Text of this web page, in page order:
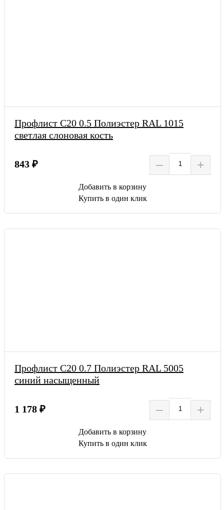
Профлист С20 0.5 Полиэстер RAL 1015
светлая слоновая кость
843 ₽ – +
Добавить в корзину
Купить в один клик
Профлист С20 0.7 Полиэстер RAL 5005
синий насыщенный
1 178 ₽ – +
Добавить в корзину
Купить в один клик